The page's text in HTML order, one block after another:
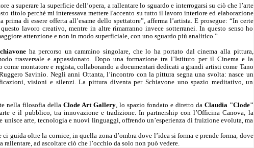
a superare la superficie dell’opera, a rallentare lo sguardo e interrogarsi su ciò che l’arte
titolo perché mi interessava mettere l'accento su tutto il lavoro interiore ed elaborazione
di essere offerta all’esame dello spettatore”, afferma l’artista. E prosegue: “In certe
lavoro creativo, mentre in altre rimarranno invece sotterranei. In questo senso ho
attenzione e non in modo superficiale, con uno sguardo più analitico.”
ha percorso un cammino singolare, che lo ha portato dal cinema alla pittura,
trasversale e appassionato. Dopo una formazione tra l’Istituto per il Cinema e la
montatore e regista, collaborando a documentari dedicati a grandi artisti come Tano
Savinio. Negli anni Ottanta, l’incontro con la pittura segna una svolta: nasce un
visioni e silenzi. La pittura diventa per Schiavone uno spazio meditativo, un
nella filosofia della Clode Art Gallery, lo spazio fondato e diretto da Claudia "Clode"
e il pubblico, tra innovazione e tradizione. In partnership con l’Officina Canova, la
arte, tecnologia e nuovi linguaggi, offrendo un’esperienza di fruizione evoluta, ma
ci guida oltre la cornice, in quella zona d’ombra dove l’idea si forma e prende forma, dove
ad ascoltare ciò che l’occhio da solo non può vedere.